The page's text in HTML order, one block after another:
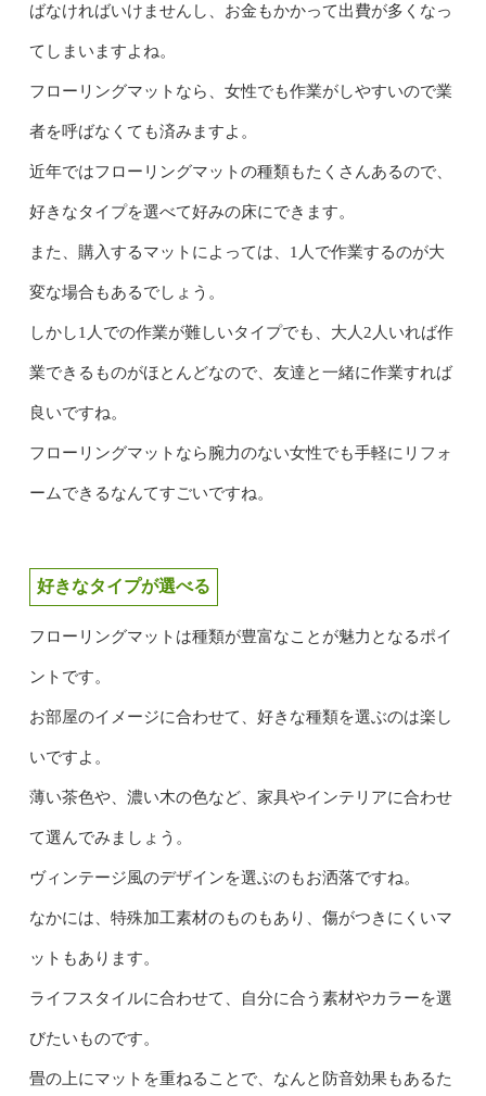
ばなければいけませんし、お金もかかって出費が多くなっ
てしまいますよね。
フローリングマットなら、女性でも作業がしやすいので業
者を呼ばなくても済みますよ。
近年ではフローリングマットの種類もたくさんあるので、
好きなタイプを選べて好みの床にできます。
また、購入するマットによっては、1人で作業するのが大
変な場合もあるでしょう。
しかし1人での作業が難しいタイプでも、大人2人いれば作
業できるものがほとんどなので、友達と一緒に作業すれば
良いですね。
フローリングマットなら腕力のない女性でも手軽にリフォ
ームできるなんてすごいですね。
好きなタイプが選べる
フローリングマットは種類が豊富なことが魅力となるポイ
ントです。
お部屋のイメージに合わせて、好きな種類を選ぶのは楽し
いですよ。
薄い茶色や、濃い木の色など、家具やインテリアに合わせ
て選んでみましょう。
ヴィンテージ風のデザインを選ぶのもお洒落ですね。
なかには、特殊加工素材のものもあり、傷がつきにくいマ
ットもあります。
ライフスタイルに合わせて、自分に合う素材やカラーを選
びたいものです。
畳の上にマットを重ねることで、なんと防音効果もあるた